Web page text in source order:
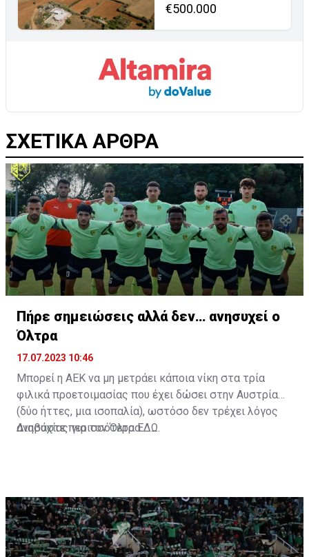
€500.000
ΣΧΕΤΙΚΑ ΑΡΘΡΑ
Πήρε σημειώσεις αλλά δεν… ανησυχεί ο
Όλτρα
17.07.2023 10:46
Μπορεί η ΑΕΚ να μη μετράει κάποια νίκη στα τρία
φιλικά προετοιμασίας που έχει δώσει στην Αυστρία
(δύο ήττες, μια ισοπαλία), ωστόσο δεν τρέχει λόγος
ανησυχίας για τον Όλτρα.
Διαβάστε περισσότεραΕΔΩ.